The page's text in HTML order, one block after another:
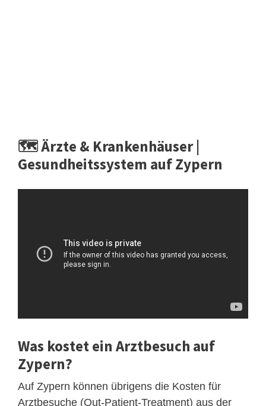
🗺️ Ärzte & Krankenhäuser |
Gesundheitssystem auf Zypern
Was kostet ein Arztbesuch auf
Zypern?
Auf Zypern können übrigens die Kosten für
Arztbesuche (Out-Patient-Treatment) aus der